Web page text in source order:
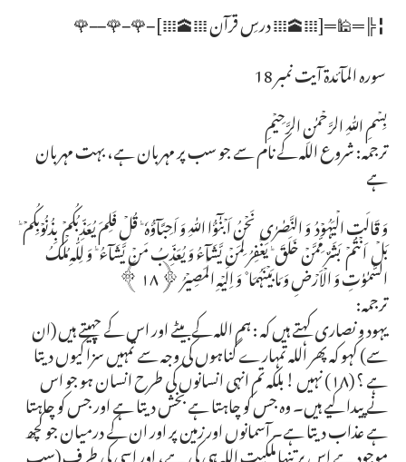
╏╠═🕌═[𝍖🕋𝍖 درسِ قرآن 𝍖🕋𝍖] 🌹 🌹 🌹
سورہ المآئدۃ آیت نمبر 18
بِسۡمِ اللّٰہِ الرَّحۡمٰنِ الرَّحِیۡمِ
ترجمہ: شروع اللہ کے نام سے جو سب پر مہربان ہے، بہت مہربان
ہے
وَ قَالَتِ الۡیَہُوۡدُ وَ النَّصٰرٰی نَحۡنُ اَبۡنٰٓؤُا اللّٰہِ وَ اَحِبَّآؤُہٗ ؕ قُلۡ فَلِمَ یُعَذِّبُکُمۡ بِذُنُوۡبِکُمۡ ؕ
بَلۡ اَنۡتُمۡ بَشَرٌ مِّمَّنۡ خَلَقَ ؕ یَغۡفِرُ لِمَنۡ یَّشَآءُ وَ یُعَذِّبُ مَنۡ یَّشَآءُ ؕ وَ لِلّٰہِ مُلۡکُ
السَّمٰوٰتِ وَ الۡاَرۡضِ وَ مَا بَیۡنَہُمَا ۫ وَ اِلَیۡہِ الۡمَصِیۡرُ ﴿۱۸﴾
ترجمہ:
یہود و نصاری کہتے ہیں کہ : ہم اللہ کے بیٹے اور اس کے چہیتے ہیں (ان
سے) کہو کہ پھر اللہ تمہارے گناہوں کی وجہ سے تمہیں سزا کیوں دیتا
ہے ؟ (١٨) نہیں ! بلکہ تم انہی انسانوں کی طرح انسان ہو جو اس
نے پیدا کیے ہیں۔ وہ جس کو چاہتا ہے بخش دیتا ہے اور جس کو چاہتا
ہے عذاب دیتا ہے۔ آسمانوں اور زمین پر اور ان کے درمیان جو کچھ
موجود ہے اس پر تنہا ملکیت اللہ ہی کی ہے، اور اسی کی طرف (سب